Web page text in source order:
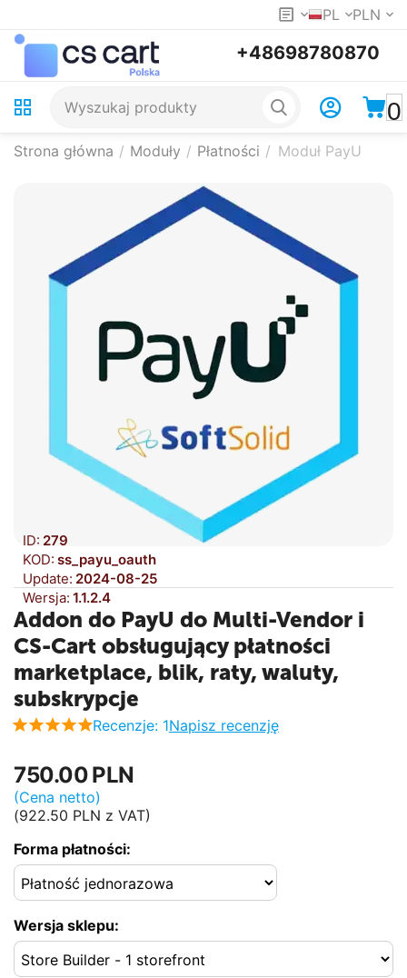
PL PLN
+48698780870
0
Strona główna / Moduły / Płatności / Moduł PayU
ID: 279
KOD: ss_payu_oauth
Update: 2024-08-25
Wersja: 1.1.2.4
Addon do PayU do Multi-Vendor i
CS-Cart obsługujący płatności
marketplace, blik, raty, waluty,
subskrypcje
Recenzje: 1Napisz recenzję
750.00PLN
(Cena netto)
(922.50 PLN z VAT)
Forma płatności:
Wersja sklepu: